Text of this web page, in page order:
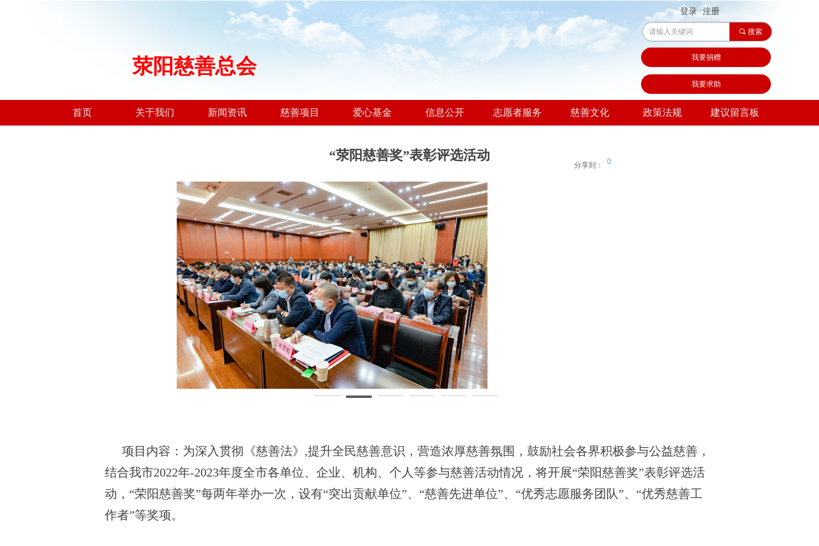
登录 注册
荥阳慈善总会
我要求助
我要捐赠
끠 搜索
首页 关于我们 新闻资讯 慈善项目 爱心基金 信息公开 志愿者服务 慈善文化 政策法规 建议留言板
“荥阳慈善奖”表彰评选活动
项目内容：为深入贯彻《慈善法》,提升全民慈善意识，营造浓厚慈善氛围，鼓励社会各界积极参与公益慈善，
结合我市2022年-2023年度全市各单位、企业、机构、个人等参与慈善活动情况，将开展“荣阳慈善奖”表彰评选活
动，“荣阳慈善奖”每两年举办一次，设有“突出贡献单位”、“慈善先进单位”、“优秀志愿服务团队”、“优秀慈善工
作者”等奖项。
分享到： 0